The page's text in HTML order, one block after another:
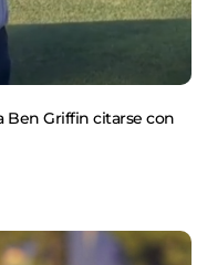
Ben Griffin citarse con